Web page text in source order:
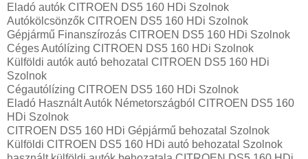
Eladó autók CITROEN DS5 160 HDi Szolnok
Autókölcsönzők CITROEN DS5 160 HDi Szolnok
Gépjármű Finanszírozás CITROEN DS5 160 HDi Szolnok
Céges Autólízing CITROEN DS5 160 HDi Szolnok
Külföldi autók‎ autó behozatal CITROEN DS5 160 HDi
Szolnok
Cégautólízing CITROEN DS5 160 HDi Szolnok
Eladó Használt Autók Németországból CITROEN DS5 160
HDi Szolnok
CITROEN DS5 160 HDi Gépjármű behozatal Szolnok
Külföldi CITROEN DS5 160 HDi autó behozatal Szolnok